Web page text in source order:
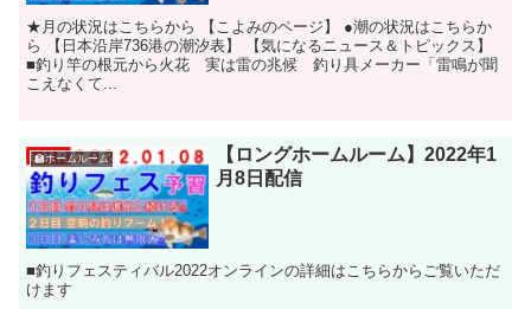
★月の状況はこちらから 【こよみのページ】 ●潮の状況はこちらか
ら 【日本沿岸736港の潮汐表】 【気になるニュース＆トピックス】
■釣り竿の根元から火花 実は雷の兆候 釣り具メーカー「雷鳴が聞
こえなくて...
🏫ホームルーム
【ロングホームルーム】2022年1
月8日配信
■釣りフェスティバル2022オンラインの詳細はこちらからご覧いただ
けます